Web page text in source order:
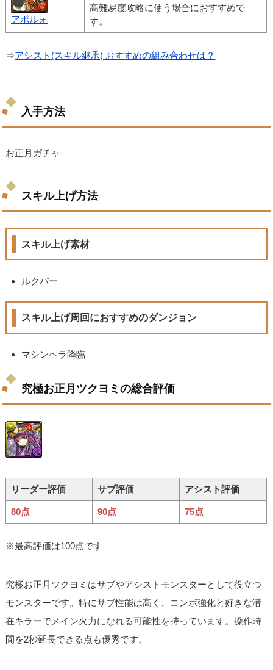
アポルォ
高難易度攻略に使う場合におすすめで
す。
⇒アシスト(スキル継承) おすすめの組み合わせは？
入手方法
お正月ガチャ
スキル上げ方法
スキル上げ素材
ルクバー
スキル上げ周回におすすめのダンジョン
マシンヘラ降臨
究極お正月ツクヨミの総合評価
リーダー評価 サブ評価 アシスト評価
80点 90点 75点
※最高評価は100点です
究極お正月ツクヨミはサブやアシストモンスターとして役立つ
モンスターです。特にサブ性能は高く、コンボ強化と好きな潜
在キラーでメイン火力になれる可能性を持っています。操作時
間を2秒延長できる点も優秀です。